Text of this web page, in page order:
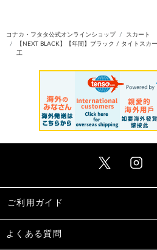
コナカ・フタタ公式オンラインショップ
スカート
【NEXT BLACK】【年間】ブラック / タイトス
ご利用ガイド
よくある質問